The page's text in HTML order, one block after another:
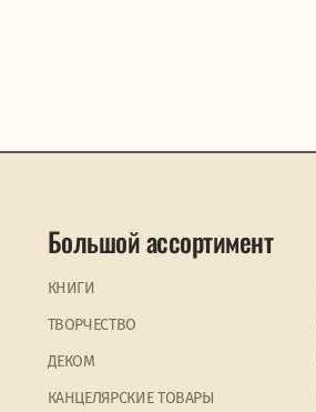
Большой ассортимент
КНИГИ
ТВОРЧЕСТВО
ДЕКОМ
КАНЦЕЛЯРСКИЕ ТОВАРЫ